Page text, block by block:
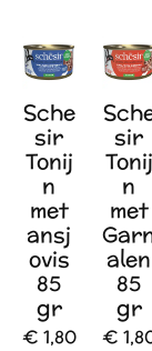
Sche
sir
Tonij
n
met
ansj
ovis
85
gr
€ 1,80
sir
Tonij
n
met
alen
85
gr
€